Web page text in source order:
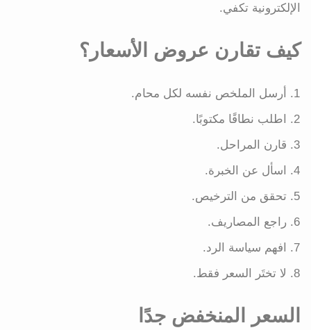
الإلكترونية تكفي.
كيف تقارن عروض الأسعار؟
أرسل الملخص نفسه لكل محام.
اطلب نطاقًا مكتوبًا.
قارن المراحل.
اسأل عن الخبرة.
تحقق من الترخيص.
راجع المصاريف.
افهم سياسة الرد.
لا تختَر السعر فقط.
السعر المنخفض جدًا